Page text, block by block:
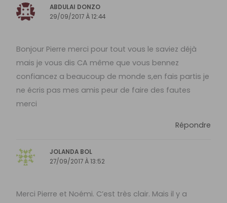
ABDULAI DONZO
29/09/2017 À 12:44
Bonjour Pierre merci pour tout vous le saviez déjà
mais je vous dis CA même que vous bennez
confiancez a beaucoup de monde s,en fais partis je
ne écris pas mes amis peur de faire des fautes
merci
Répondre
JOLANDA BOL
27/09/2017 À 13:52
Merci Pierre et Noémi. C’est très clair. Mais il y a